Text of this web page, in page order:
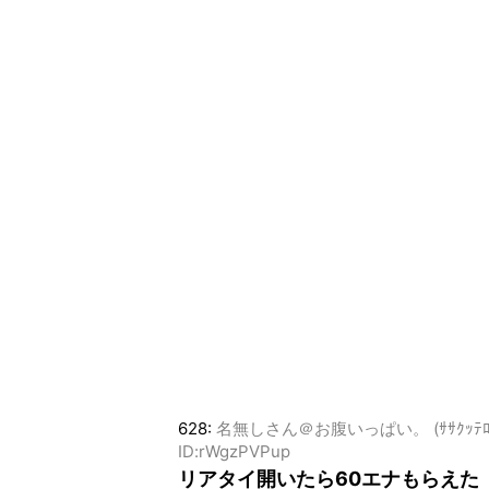
628: 名無しさん＠お腹いっぱい。 (ｻｻｸｯ
ID:rWgzPVPup
リアタイ開いたら60エナもらえた